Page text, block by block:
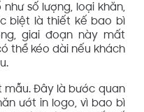
số lượng, loại khăn,
biệt là thiết kế bao bì
giai đoạn này mất
thể kéo dài nếu khách
mẫu. Đây là bước quan
ướt in logo, vì bao bì